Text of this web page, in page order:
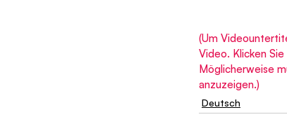
(Um
Video. Klicken
Möglicherweise
anzuzeigen.)
Deutsch